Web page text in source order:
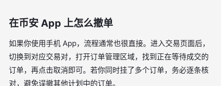
在币安 App 上怎么撤单
如果你使用手机 App，流程通常也很直接。进入交易页面后，
切换到对应交易对，打开订单管理区域，找到正在等待成交的
订单，再点击取消即可。若你同时挂了多个订单，务必逐条核
对，避免误撤其他计划中的订单。